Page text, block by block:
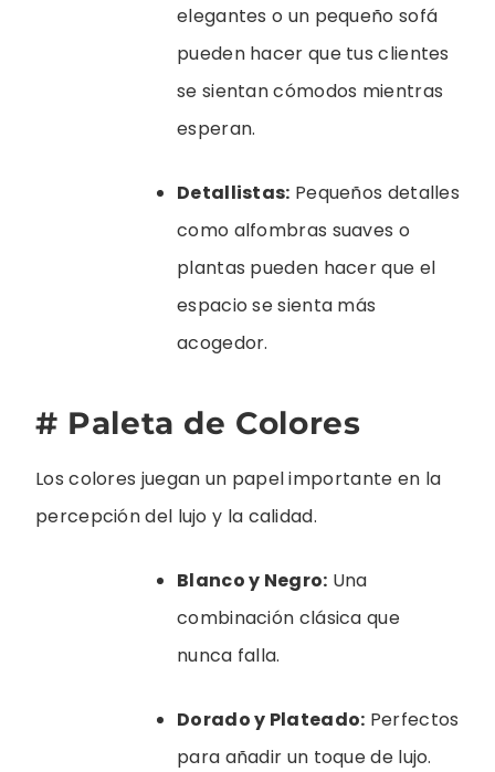
elegantes o un pequeño sofá
pueden hacer que tus clientes
se sientan cómodos mientras
esperan.
Detallistas: Pequeños detalles
como alfombras suaves o
plantas pueden hacer que el
espacio se sienta más
acogedor.
# Paleta de Colores
Los colores juegan un papel importante en la
percepción del lujo y la calidad.
Blanco y Negro: Una
combinación clásica que
nunca falla.
Dorado y Plateado: Perfectos
para añadir un toque de lujo.